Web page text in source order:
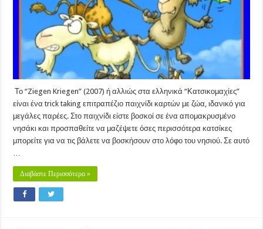
Το “Ziegen Kriegen” (2007) ή αλλιώς στα ελληνικά “Κατσικομαχίες”
είναι ένα trick taking επιτραπέζιο παιχνίδι καρτών με ζώα, ιδανικό για
μεγάλες παρέες. Στο παιχνίδι είστε βοσκοί σε ένα απομακρυσμένο
νησάκι και προσπαθείτε να μαζέψετε όσες περισσότερα κατσίκες
μπορείτε για να τις βάλετε να βοσκήσουν στο λόφο του νησιού. Σε αυτό
Διαβάστε Περισσότερα »